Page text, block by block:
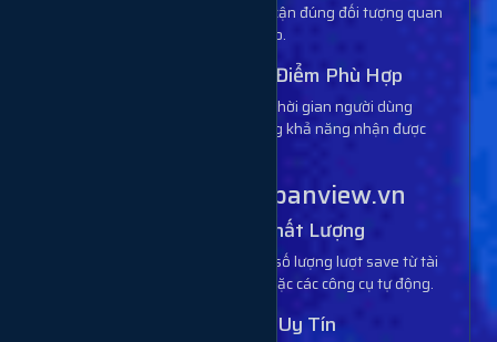
Hashtag phù hợp giúp video tiếp cận đúng đối tượng quan
tâm, từ đó tăng khả năng lưu video.
4.4. Đăng Video Vào Thời Điểm Phù Hợp
Khung giờ từ 19h - 22h thường là thời gian người dùng
TikTok hoạt động nhiều nhất, tăng khả năng nhận được
5. Cam Kết Từ Muabanview.vn
5.1. Lượt Save Đảm Bảo Chất Lượng
Chúng tôi cam kết cung cấp đúng số lượng lượt save từ tài
khoản thật, không sử dụng bot hoặc các công cụ tự động.
5.2. Chính Sách Bảo Hành Uy Tín